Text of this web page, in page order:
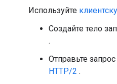
Используйте
Создайте тело
.
Отправьте
HTTP/2 .